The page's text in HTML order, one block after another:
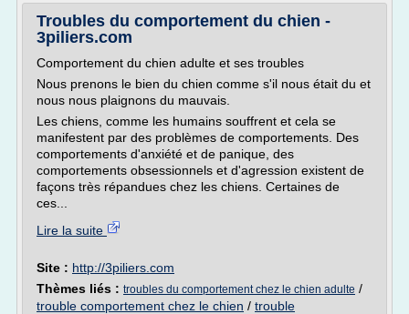
Troubles du comportement du chien -
3piliers.com
Comportement du chien adulte et ses troubles
Nous prenons le bien du chien comme s'il nous était du et
nous nous plaignons du mauvais.
Les chiens, comme les humains souffrent et cela se
manifestent par des problèmes de comportements. Des
comportements d'anxiété et de panique, des
comportements obsessionnels et d'agression existent de
façons très répandues chez les chiens. Certaines de
ces...
Lire la suite
Site : http://3piliers.com
Thèmes liés : troubles du comportement chez le chien adulte /
trouble comportement chez le chien / trouble